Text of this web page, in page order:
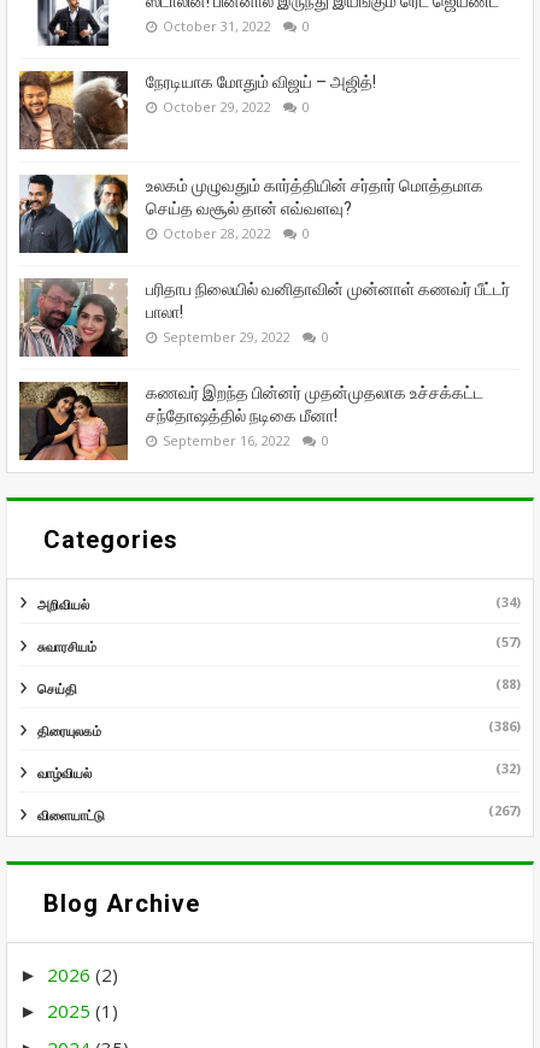
October 31, 2022 0
நேரடியாக மோதும் விஜய் – அஜித்!
October 29, 2022 0
உலகம் முழுவதும் கார்த்தியின் சர்தார் மொத்தமாக
செய்த வசூல் தான் எவ்வளவு?
October 28, 2022 0
பரிதாப நிலையில் வனிதாவின் முன்னாள் கணவர் பீட்டர்
பாலா!
September 29, 2022 0
கணவர் இறந்த பின்னர் முதன்முதலாக உச்சக்கட்ட
சந்தோஷத்தில் நடிகை மீனா!
September 16, 2022 0
Categories
அறிவியல் (34)
சுவாரசியம் (57)
செய்தி (88)
திரையுலகம் (386)
வாழ்வியல் (32)
விளையாட்டு (267)
Blog Archive
► 2026 (2)
► 2025 (1)